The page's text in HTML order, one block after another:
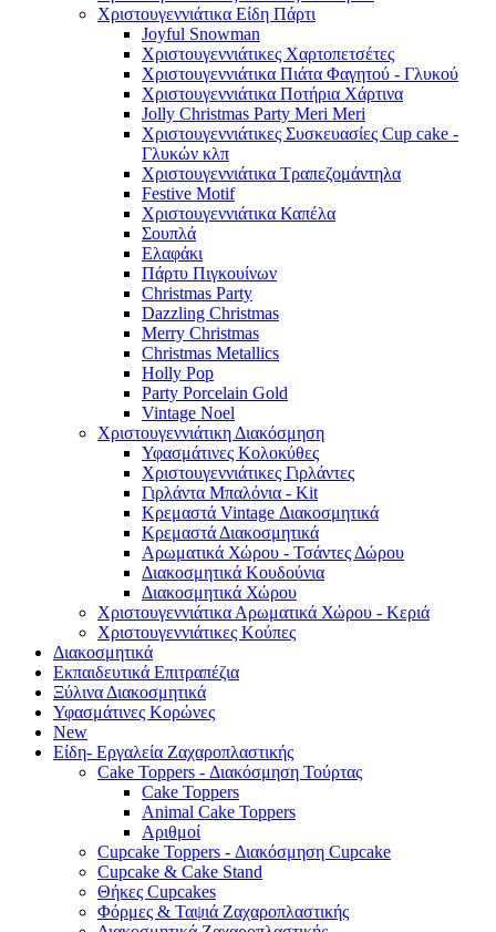
Χριστουγεννιάτικα Είδη Πάρτι
Joyful Snowman
Χριστουγεννιάτικες Χαρτοπετσέτες
Χριστουγεννιάτικα Πιάτα Φαγητού - Γλυκού
Χριστουγεννιάτικα Ποτήρια Χάρτινα
Jolly Christmas Party Meri Meri
Χριστουγεννιάτικες Συσκευασίες Cup cake -
Γλυκών κλπ
Χριστουγεννιάτικα Τραπεζομάντηλα
Festive Motif
Χριστουγεννιάτικα Καπέλα
Σουπλά
Ελαφάκι
Πάρτυ Πιγκουίνων
Christmas Party
Dazzling Christmas
Merry Christmas
Christmas Metallics
Holly Pop
Party Porcelain Gold
Vintage Noel
Χριστουγεννιάτικη Διακόσμηση
Υφασμάτινες Κολοκύθες
Χριστουγεννιάτικες Γιρλάντες
Γιρλάντα Μπαλόνια - Kit
Κρεμαστά Vintage Διακοσμητικά
Κρεμαστά Διακοσμητικά
Αρωματικά Χώρου - Τσάντες Δώρου
Διακοσμητικά Κουδούνια
Διακοσμητικά Χώρου
Χριστουγεννιάτικα Αρωματικά Χώρου - Κεριά
Χριστουγεννιάτικες Κούπες
Διακοσμητικά
Εκπαιδευτικά Επιτραπέζια
Ξύλινα Διακοσμητικά
Υφασμάτινες Κορώνες
New
Είδη- Εργαλεία Ζαχαροπλαστικής
Cake Toppers - Διακόσμηση Τούρτας
Cake Toppers
Animal Cake Toppers
Αριθμοί
Cupcake Toppers - Διακόσμηση Cupcake
Cupcake & Cake Stand
Θήκες Cupcakes
Φόρμες & Ταψιά Ζαχαροπλαστικής